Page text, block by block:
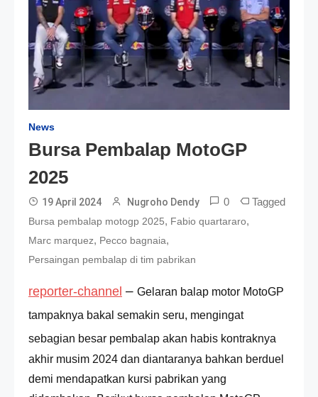
News
Bursa Pembalap MotoGP
2025
19 April 2024 Nugroho Dendy 0 Tagged
Bursa pembalap motogp 2025, Fabio quartararo,
Marc marquez, Pecco bagnaia,
Persaingan pembalap di tim pabrikan
reporter-channel – Gelaran balap motor MotoGP
tampaknya bakal semakin seru, mengingat
sebagian besar pembalap akan habis kontraknya
akhir musim 2024 dan diantaranya bahkan berduel
demi mendapatkan kursi pabrikan yang